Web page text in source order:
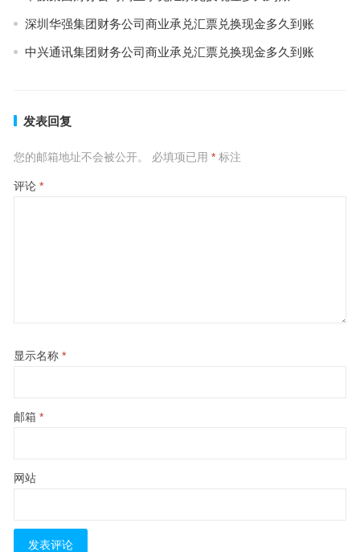
深圳华强集团财务公司商业承兑汇票兑换现金多久到账
中兴通讯集团财务公司商业承兑汇票兑换现金多久到账
发表回复
您的邮箱地址不会被公开。 必填项已用 *标注
评论 *
显示名称 *
邮箱 *
网站